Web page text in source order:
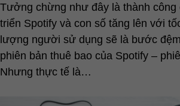
Tưởng chừng như đây là thành công
triển Spotify và con số tăng lên với
lượng người sử dụng sẽ là bước
phiên bản thuê bao của Spotify –
Nhưng thực tế là…